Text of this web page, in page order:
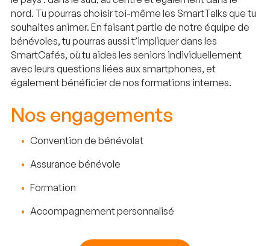
nord. Tu pourras choisir toi-même les SmartTalks que tu
souhaites animer. En faisant partie de notre équipe de
bénévoles, tu pourras aussi t’impliquer dans les
SmartCafés, où tu aides les seniors individuellement
avec leurs questions liées aux smartphones, et
également bénéficier de nos formations internes.
Nos engagements
Convention de bénévolat
Assurance bénévole
Formation
Accompagnement personnalisé